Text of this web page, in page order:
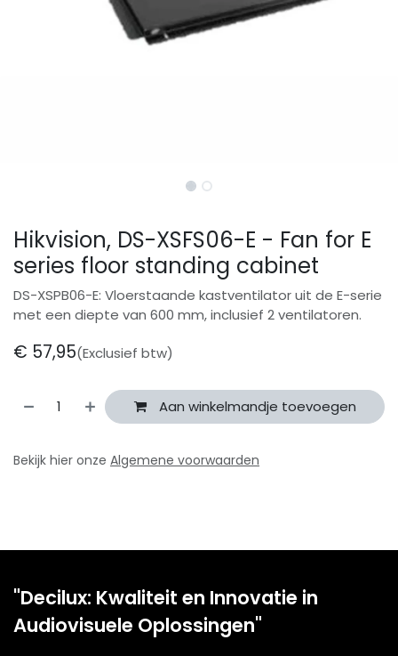
Hikvision, DS-XSFS06-E - Fan for E
series floor standing cabinet
DS-XSPB06-E: Vloerstaande kastventilator uit de E-serie
met een diepte van 600 mm, inclusief 2 ventilatoren.
€ 57,95(Exclusief btw)
Aan winkelmandje toevoegen
Bekijk hier onze Algemene voorwaarden
"Decilux: Kwaliteit en Innovatie in
Audiovisuele Oplossingen"